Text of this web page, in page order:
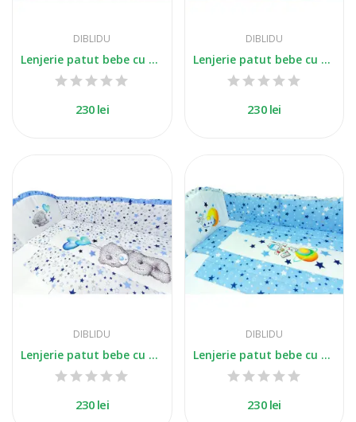
DIBLIDU
Lenjerie patut bebe cu 5 piese exclusiv Sweet...
230 lei
DIBLIDU
Lenjerie patut bebe cu 5 piese albastru Friends
230 lei
DIBLIDU
Lenjerie patut bebe cu 5 piese imprimat Stelute...
230 lei
DIBLIDU
Lenjerie patut bebe cu 5 piese imprimat Stelute...
230 lei